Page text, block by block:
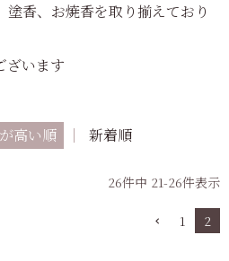
香、お焼香を取り揃えており
ざいます
高い順 新着順
26件中 21-26件表示
1 2